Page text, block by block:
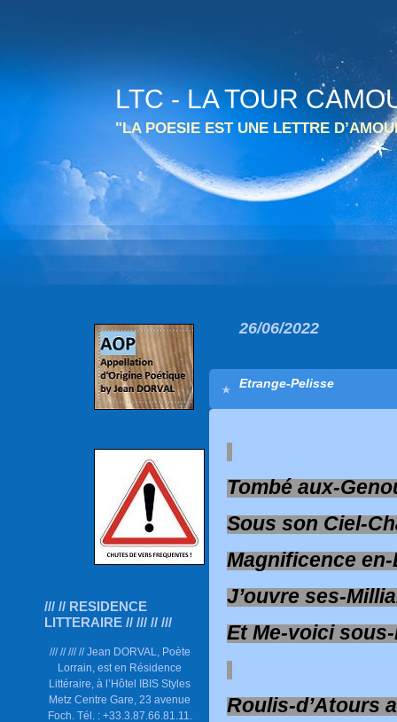
LTC - LA TOUR
"LA POESIE EST UNE LETTRE
/// // RESIDENCE
LITTERAIRE // /// // ///
/// // /// // Jean DORVAL, Poète
Lorrain, est en Résidence
Littéraire, à l’Hôtel IBIS Styles
Metz Centre Gare, 23 avenue
Foch. Tél. : +33.3.87.66.81.11.
26/06/2022
Etrange-Pelisse
Tombé aux-
Sous son Ciel-
Magnificence
J’ouvre ses-
Et Me-voici
Roulis-d’Atours